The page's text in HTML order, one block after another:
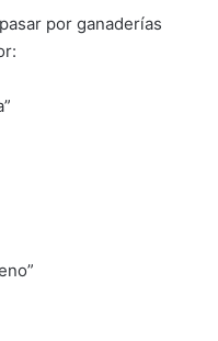
por ganaderías